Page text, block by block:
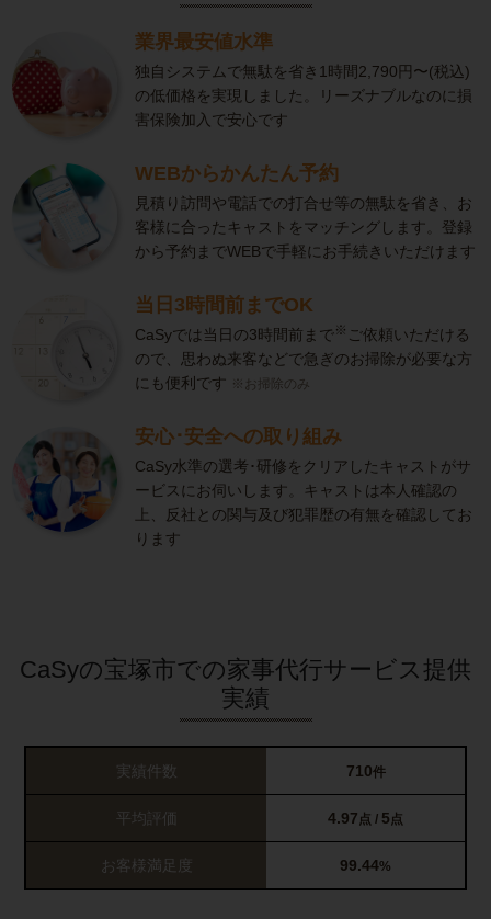
業界最安値水準
独自システムで無駄を省き1時間2,790円〜(税込)
の低価格を実現しました。リーズナブルなのに損
害保険加入で安心です
WEBからかんたん予約
見積り訪問や電話での打合せ等の無駄を省き、お
客様に合ったキャストをマッチングします。登録
から予約までWEBで手軽にお手続きいただけます
当日3時間前までOK
CaSyでは当日の3時間前まで※ ご依頼いただける
ので、思わぬ来客などで急ぎのお掃除が必要な方
にも便利です ※お掃除のみ
安心･安全への取り組み
CaSy水準の選考･研修をクリアしたキャストがサ
ービスにお伺いします。キャストは本人確認の
上、反社との関与及び犯罪歴の有無を確認してお
ります
CaSyの宝塚市での家事代行サービス提供
実績
実績件数 710件
平均評価 4.97 点 / 5 点
お客様満足度 99.44%